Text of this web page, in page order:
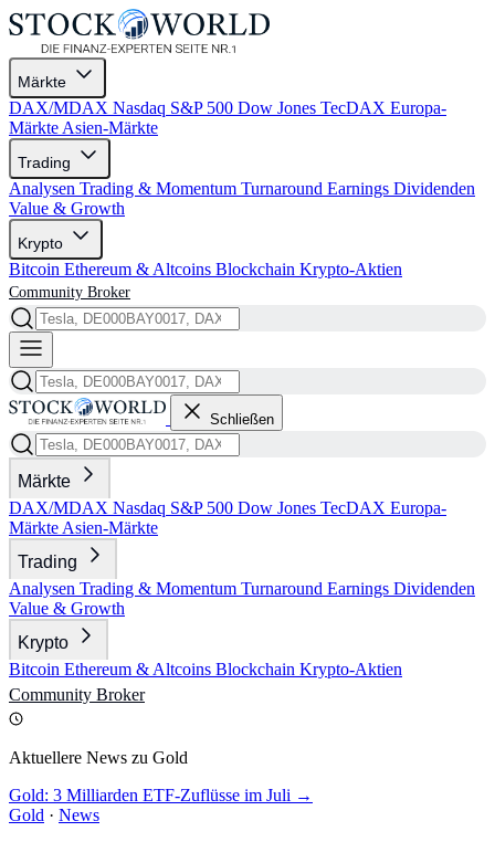
Märkte
DAX/MDAX Nasdaq S&P 500 Dow Jones TecDAX Europa-
Märkte Asien-Märkte
Trading
Analysen Trading & Momentum Turnaround Earnings Dividenden
Value & Growth
Krypto
Bitcoin Ethereum & Altcoins Blockchain Krypto-Aktien
Community Broker
Schließen
Märkte
DAX/MDAX Nasdaq S&P 500 Dow Jones TecDAX Europa-
Märkte Asien-Märkte
Trading
Analysen Trading & Momentum Turnaround Earnings Dividenden
Value & Growth
Krypto
Bitcoin Ethereum & Altcoins Blockchain Krypto-Aktien
Community Broker
Aktuellere News zu Gold
Gold: 3 Milliarden ETF-Zuflüsse im Juli →
Gold · News